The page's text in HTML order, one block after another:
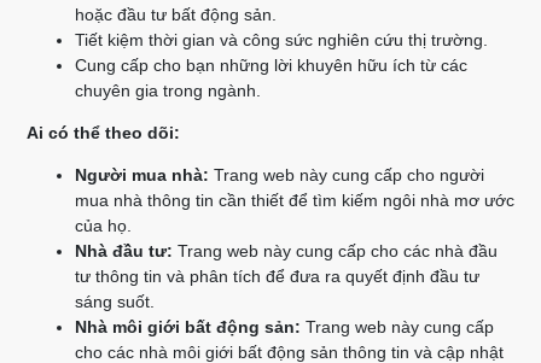
hoặc đầu tư bất động sản.
Tiết kiệm thời gian và công sức nghiên cứu thị trường.
Cung cấp cho bạn những lời khuyên hữu ích từ các
chuyên gia trong ngành.
Ai có thể theo dõi:
Người mua nhà: Trang web này cung cấp cho người
mua nhà thông tin cần thiết để tìm kiếm ngôi nhà mơ ước
của họ.
Nhà đầu tư: Trang web này cung cấp cho các nhà đầu
tư thông tin và phân tích để đưa ra quyết định đầu tư
sáng suốt.
Nhà môi giới bất động sản: Trang web này cung cấp
cho các nhà môi giới bất động sản thông tin và cập nhật